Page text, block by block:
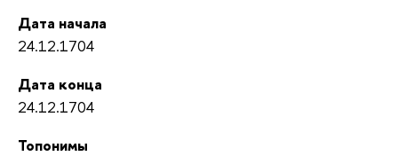
Дата начала
24.12.1704
Дата конца
24.12.1704
Топонимы